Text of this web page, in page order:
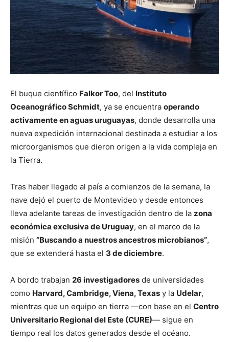
El buque científico Falkor Too, del Instituto
Oceanográfico Schmidt, ya se encuentra operando
activamente en aguas uruguayas, donde desarrolla una
nueva expedición internacional destinada a estudiar a los
microorganismos que dieron origen a la vida compleja en
la Tierra.
Tras haber llegado al país a comienzos de la semana, la
nave dejó el puerto de Montevideo y desde entonces
lleva adelante tareas de investigación dentro de la zona
económica exclusiva de Uruguay, en el marco de la
misión “Buscando a nuestros ancestros microbianos”,
que se extenderá hasta el 3 de diciembre.
A bordo trabajan 26 investigadores de universidades
como Harvard, Cambridge, Viena, Texas y la Udelar,
mientras que un equipo en tierra —con base en el Centro
Universitario Regional del Este (CURE)— sigue en
tiempo real los datos generados desde el océano.